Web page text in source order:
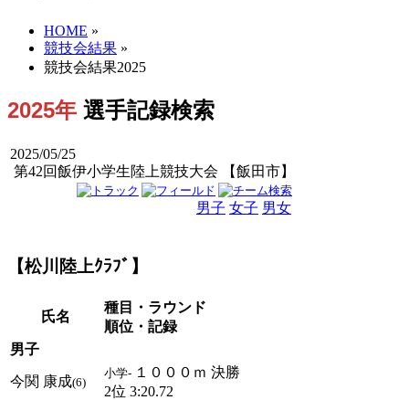
HOME »
競技会結果 »
競技会結果2025
2025年 選手記録検索
2025/05/25
第42回飯伊小学生陸上競技大会 【飯田市】
男子 女子 男女
【松川陸上ｸﾗﾌﾞ】
氏名
種目・ラウンド
順位・記録
男子
今関 康成(6)
小学- １０００ｍ 決勝
2位 3:20.72